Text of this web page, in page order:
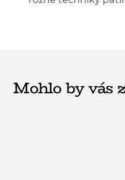
Mohlo by vás